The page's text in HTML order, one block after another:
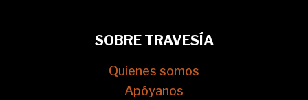
SOBRE TRAVESÍA
Quienes somos
Apóyanos